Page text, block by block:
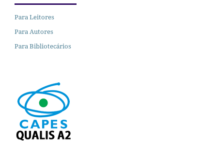
Para Leitores
Para Autores
Para Bibliotecários